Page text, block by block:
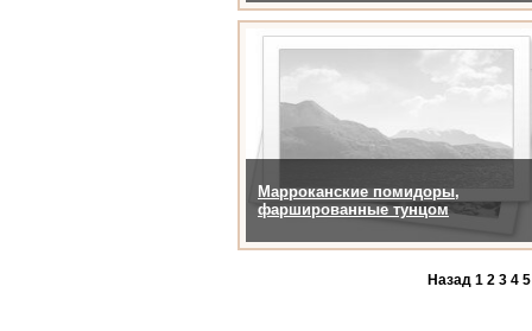
Марроканские помидоры,
фаршированные тунцом
Назад 1 2 3 4 5